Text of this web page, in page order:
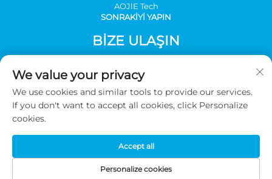
AOJlE Tech
SONRAKİYİ YAPIN
BIZE ULAŞIN
endüstriyel, Mingzhu bulvarı güney, No:30, bina 1, oda 901
Tel:+86-2036031688 Dahili Hat 8048
E-Posta:
[email protected]
Telif hakkı © 2026 Guangzhou AOJIE Bilim ve Teknoloji A.Ş. Tüm
hakları saklıdır -Gizlilik politikası
We value your privacy
We use cookies and similar tools to provide our services.
If you don't want to accept all cookies, click Personalize
cookies.
Personalize cookies
Accept all